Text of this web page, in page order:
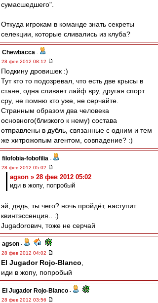
сумасшедшего".
Откуда игрокам в команде знать секреты
селекции, которые сливались из клуба?
Chewbacca -
28 фев 2012 08:12
Подкину дровишек :)
Тут кто то подозревал, что есть две крысы в
стане, одна сливает лайф вру, другая спорт
сру, не помню кто уже, не серчайте.
Странным образом два человека
основного(близкого к нему) состава
отправлены в дубль, связанные с одним и тем
же хитрожопым агентом, совпадение? :)
filofobia-fobofilia -
28 фев 2012 05:02
agson » 28 фев 2012 05:02
иди в жопу, попробый
эй, дядь, ты чего? ночь пройдёт, наступит
квинтэссенция.. :)
Jugadorович, тоже не серчай
agson -
28 фев 2012 04:02
El Jugador Rojo-Blanco
иди в жопу, попробый
El Jugador Rojo-Blanco -
28 фев 2012 03:56